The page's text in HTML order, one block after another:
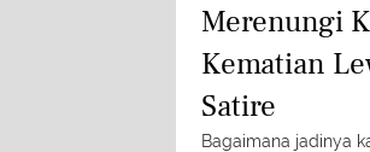
Merenungi
Kematian
Satire
Bagaimana jadinya